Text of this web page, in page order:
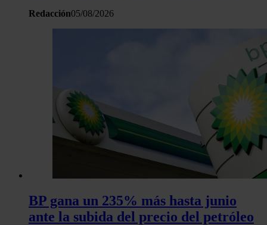
análisis web, quienes pueden combinarla con otra
haya proporcionado o que hayan recopilado a partir del uso
Redacción05/08/2026
BP gana un 235% más hasta junio
ante la subida del precio del petróleo